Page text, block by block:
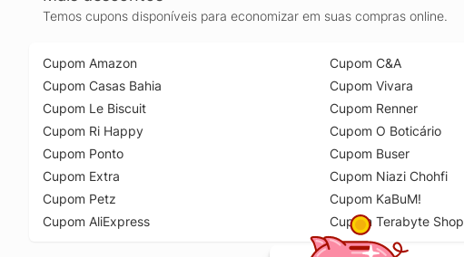
Temos cupons disponíveis para economizar em suas compras online.
Cupom Amazon
Cupom Casas Bahia
Cupom Le Biscuit
Cupom Ri Happy
Cupom Ponto
Cupom Extra
Cupom Petz
Cupom AliExpress
Cupom C&A
Cupom Vivara
Cupom Renner
Cupom O Boticário
Cupom Buser
Cupom Niazi Chohfi
Cupom KaBuM!
Cupom Terabyte Shop